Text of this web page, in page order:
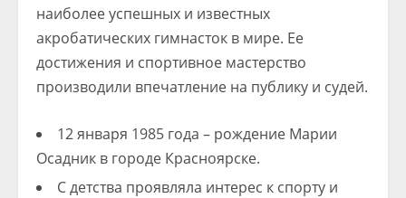
наиболее успешных и известных
акробатических гимнасток в мире. Ее
достижения и спортивное мастерство
производили впечатление на публику и судей.
12 января 1985 года – рождение Марии
Осадник в городе Красноярске.
С детства проявляла интерес к спорту и